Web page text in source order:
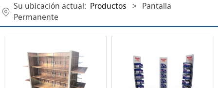
Su ubicación actual: Productos > Pantalla
Permanente